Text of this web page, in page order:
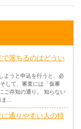
落ちるのはどうい
ようと申込を行うと、必
して、審査には「仮審
ご存知の通り。 知らない
...
に通りやすい人の特